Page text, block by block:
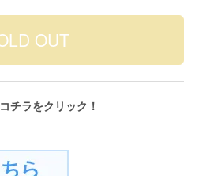
コチラをクリック！